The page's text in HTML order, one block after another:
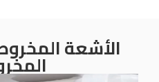
الأشعة